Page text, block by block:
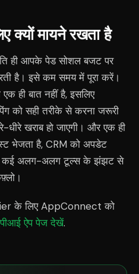
क्यों मायने रखता है
ही आपके पेड सोशल बजट पर
है। इसे कम समय में पूरा करें।
ही बात नहीं है, इसलिए
को सही तरीके से करना जरूरी
धीरे खराब हो जाएगी। और एक ही
भेजता है, CRM को अपडेट
कई अलग-अलग टूल्स के झंझट से
के लिए AppConnect को
ऐप पेज देखें.